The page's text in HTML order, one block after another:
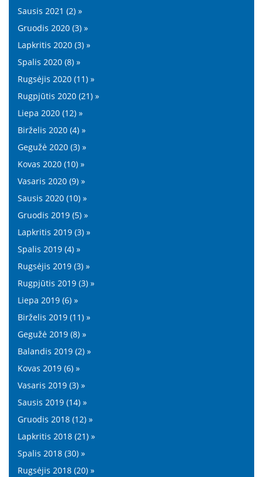
Sausis 2021 (2) »
Gruodis 2020 (3) »
Lapkritis 2020 (3) »
Spalis 2020 (8) »
Rugsėjis 2020 (11) »
Rugpjūtis 2020 (21) »
Liepa 2020 (12) »
Birželis 2020 (4) »
Gegužė 2020 (3) »
Kovas 2020 (10) »
Vasaris 2020 (9) »
Sausis 2020 (10) »
Gruodis 2019 (5) »
Lapkritis 2019 (3) »
Spalis 2019 (4) »
Rugsėjis 2019 (3) »
Rugpjūtis 2019 (3) »
Liepa 2019 (6) »
Birželis 2019 (11) »
Gegužė 2019 (8) »
Balandis 2019 (2) »
Kovas 2019 (6) »
Vasaris 2019 (3) »
Sausis 2019 (14) »
Gruodis 2018 (12) »
Lapkritis 2018 (21) »
Spalis 2018 (30) »
Rugsėjis 2018 (20) »